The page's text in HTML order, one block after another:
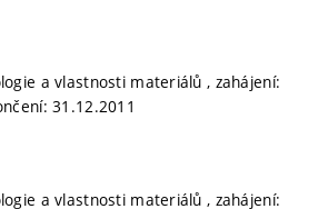
a vlastnosti materiálů , zahájení:
31.12.2011
a vlastnosti materiálů , zahájení: